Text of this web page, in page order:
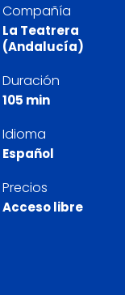
Compañía
La Teatrera
(Andalucía)
Duración
105 min
Idioma
Español
Precios
Acceso libre